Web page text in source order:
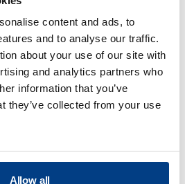
content and ads, to
and to analyse our traffic.
about your use of our site with
and analytics partners who
information that you’ve
they’ve collected from your use
Allow all
산물의 안전성과 유통기